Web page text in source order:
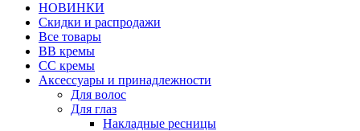
НОВИНКИ
Скидки и распродажи
Все товары
BB кремы
CC кремы
Аксессуары и принадлежности
Для волос
Для глаз
Накладные ресницы